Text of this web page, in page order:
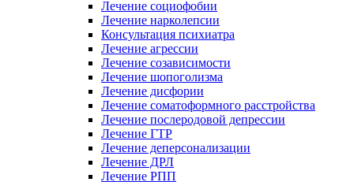
Лечение социофобии
Лечение нарколепсии
Консультация психиатра
Лечение агрессии
Лечение созависимости
Лечение шопоголизма
Лечение дисфории
Лечение соматоформного расстройства
Лечение послеродовой депрессии
Лечение ГТР
Лечение деперсонализации
Лечение ДРЛ
Лечение РПП